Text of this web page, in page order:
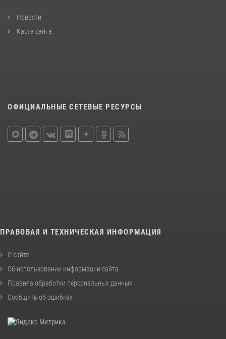
Новости
Карта сайта
ОФИЦИАЛЬНЫЕ СЕТЕВЫЕ РЕСУРСЫ
ПРАВОВАЯ И ТЕХНИЧЕСКАЯ ИНФОРМАЦИЯ
О сайте
Об использовании информации сайта
Правила обработки персональных данных
Сообщить об ошибках